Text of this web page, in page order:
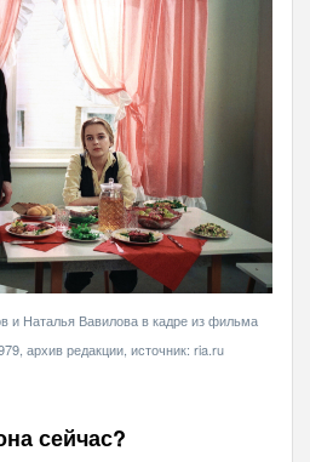
и Наталья Вавилова в кадре из фильма
архив редакции, источник: ria.ru
сейчас?